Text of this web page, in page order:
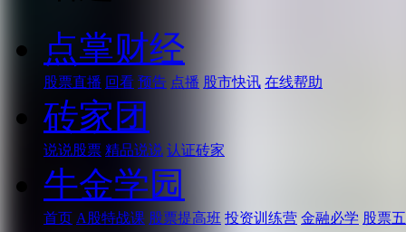
点掌财经
股票直播 回看 预告 点播 股市快讯 在线帮助
砖家团
说说股票 精品说说 认证砖家
牛金学园
首页 A股特战课 股票提高班 投资训练营 金融必学 股票